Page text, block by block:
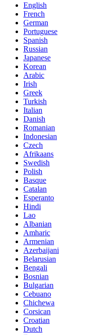
English
French
German
Portuguese
Spanish
Russian
Japanese
Korean
Arabic
Irish
Greek
Turkish
Italian
Danish
Romanian
Indonesian
Czech
Afrikaans
Swedish
Polish
Basque
Catalan
Esperanto
Hindi
Lao
Albanian
Amharic
Armenian
Azerbaijani
Belarusian
Bengali
Bosnian
Bulgarian
Cebuano
Chichewa
Corsican
Croatian
Dutch